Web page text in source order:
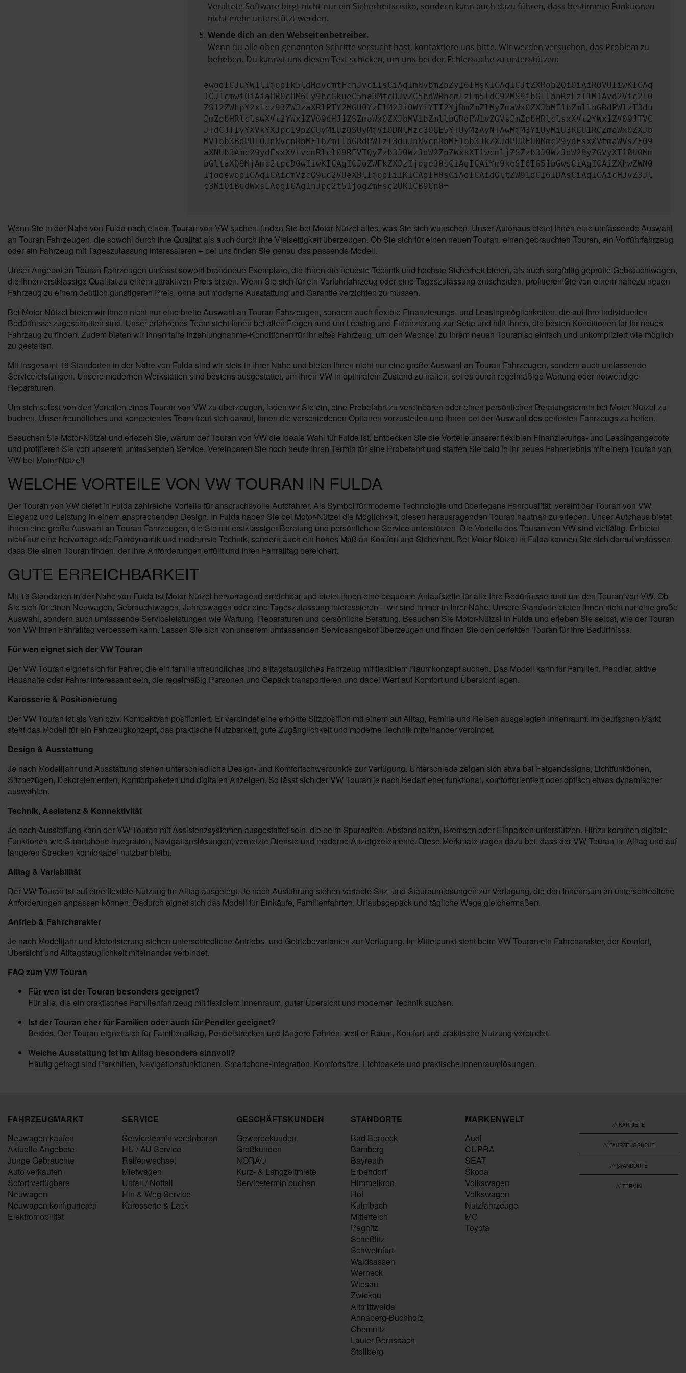
Veraltete Software birgt nicht nur ein Sicherheitsrisiko, sondern kann auch dazu führen, dass bestimmte Funktionen
nicht mehr unterstützt werden.
Wende dich an den Webseitenbetreiber.
Wenn du alle oben genannten Schritte versucht hast, kontaktiere uns bitte. Wir werden versuchen, das Problem zu
beheben. Du kannst uns diesen Text schicken, um uns bei der Fehlersuche zu unterstützen:
ewogICJuYW1lIjogIk5ldHdvcmtFcnJvciIsCiAgImNvbmZpZyI6IHsKICAgICJtZXRob2QiOiAiR0VUIiwKICAg
ICJ1cmwiOiAiaHR0cHM6Ly9hcGkueC5ha3MtcHJvZC5hdWRhcmlzLm5ldC92MS9jbGllbnRzLzI1MTAvd2Vic2l0
ZS12ZWhpY2xlcz93ZWJzaXRlPTY2MGU0YzFlM2JiOWY1YTI2YjBmZmZlMyZmaWx0ZXJbMF1bZmllbGRdPWlzT3du
JmZpbHRlclswXVt2YWx1ZV09dHJ1ZSZmaWx0ZXJbMV1bZmllbGRdPW1vZGVsJmZpbHRlclsxXVt2YWx1ZV09JTVC
JTdCJTIyYXVkYXJpc19pZCUyMiUzQSUyMjViODNlMzc3OGE5YTUyMzAyNTAwMjM3YiUyMiU3RCU1RCZmaWx0ZXJb
MV1bb3BdPUlOJnNvcnRbMF1bZmllbGRdPWlzT3duJnNvcnRbMF1bb3JkZXJdPURFU0Mmc29ydFsxXVtmaWVsZF09
aXNUb3Amc29ydFsxXVtvcmRlcl09REVTQyZzb3J0WzJdW2ZpZWxkXT1wcmljZSZzb3J0WzJdW29yZGVyXT1BU0Mm
bGltaXQ9MjAmc2tpcD0wIiwKICAgICJoZWFkZXJzIjoge30sCiAgICAiYm9keSI6IG51bGwsCiAgICAiZXhwZWN0
IjogewogICAgICAicmVzcG9uc2VUeXBlIjogIiIKICAgIH0sCiAgICAidGltZW91dCI6IDAsCiAgICAicHJvZ3Jl
c3MiOiBudWxsLAogICAgInJpc2t5IjogZmFsc2UKICB9Cn0=
Wenn Sie in der Nähe von Fulda nach einem Touran von VW suchen, finden Sie bei Motor-Nützel alles, was Sie sich wünschen. Unser Autohaus bietet Ihnen eine umfassende Auswahl
an Touran Fahrzeugen, die sowohl durch ihre Qualität als auch durch ihre Vielseitigkeit überzeugen. Ob Sie sich für einen neuen Touran, einen gebrauchten Touran, ein Vorführfahrzeug
oder ein Fahrzeug mit Tageszulassung interessieren – bei uns finden Sie genau das passende Modell.
Unser Angebot an Touran Fahrzeugen umfasst sowohl brandneue Exemplare, die Ihnen die neueste Technik und höchste Sicherheit bieten, als auch sorgfältig geprüfte Gebrauchtwagen,
die Ihnen erstklassige Qualität zu einem attraktiven Preis bieten. Wenn Sie sich für ein Vorführfahrzeug oder eine Tageszulassung entscheiden, profitieren Sie von einem nahezu neuen
Fahrzeug zu einem deutlich günstigeren Preis, ohne auf moderne Ausstattung und Garantie verzichten zu müssen.
Bei Motor-Nützel bieten wir Ihnen nicht nur eine breite Auswahl an Touran Fahrzeugen, sondern auch flexible Finanzierungs- und Leasingmöglichkeiten, die auf Ihre individuellen
Bedürfnisse zugeschnitten sind. Unser erfahrenes Team steht Ihnen bei allen Fragen rund um Leasing und Finanzierung zur Seite und hilft Ihnen, die besten Konditionen für Ihr neues
Fahrzeug zu finden. Zudem bieten wir Ihnen faire Inzahlungnahme-Konditionen für Ihr altes Fahrzeug, um den Wechsel zu Ihrem neuen Touran so einfach und unkompliziert wie möglich
zu gestalten.
Mit insgesamt 19 Standorten in der Nähe von Fulda sind wir stets in Ihrer Nähe und bieten Ihnen nicht nur eine große Auswahl an Touran Fahrzeugen, sondern auch umfassende
Serviceleistungen. Unsere modernen Werkstätten sind bestens ausgestattet, um Ihren VW in optimalem Zustand zu halten, sei es durch regelmäßige Wartung oder notwendige
Reparaturen.
Um sich selbst von den Vorteilen eines Touran von VW zu überzeugen, laden wir Sie ein, eine Probefahrt zu vereinbaren oder einen persönlichen Beratungstermin bei Motor-Nützel zu
buchen. Unser freundliches und kompetentes Team freut sich darauf, Ihnen die verschiedenen Optionen vorzustellen und Ihnen bei der Auswahl des perfekten Fahrzeugs zu helfen.
Besuchen Sie Motor-Nützel und erleben Sie, warum der Touran von VW die ideale Wahl für Fulda ist. Entdecken Sie die Vorteile unserer flexiblen Finanzierungs- und Leasingangebote
und profitieren Sie von unserem umfassenden Service. Vereinbaren Sie noch heute Ihren Termin für eine Probefahrt und starten Sie bald in Ihr neues Fahrerlebnis mit einem Touran von
VW bei Motor-Nützel!
WELCHE VORTEILE VON VW TOURAN IN FULDA
Der Touran von VW bietet in Fulda zahlreiche Vorteile für anspruchsvolle Autofahrer. Als Symbol für moderne Technologie und überlegene Fahrqualität, vereint der Touran von VW
Eleganz und Leistung in einem ansprechenden Design. In Fulda haben Sie bei Motor-Nützel die Möglichkeit, diesen herausragenden Touran hautnah zu erleben. Unser Autohaus bietet
Ihnen eine große Auswahl an Touran Fahrzeugen, die Sie mit erstklassiger Beratung und persönlichem Service unterstützen. Die Vorteile des Touran von VW sind vielfältig. Er bietet
nicht nur eine hervorragende Fahrdynamik und modernste Technik, sondern auch ein hohes Maß an Komfort und Sicherheit. Bei Motor-Nützel in Fulda können Sie sich darauf verlassen,
dass Sie einen Touran finden, der Ihre Anforderungen erfüllt und Ihren Fahralltag bereichert.
GUTE ERREICHBARKEIT
Mit 19 Standorten in der Nähe von Fulda ist Motor-Nützel hervorragend erreichbar und bietet Ihnen eine bequeme Anlaufstelle für alle Ihre Bedürfnisse rund um den Touran von VW. Ob
Sie sich für einen Neuwagen, Gebrauchtwagen, Jahreswagen oder eine Tageszulassung interessieren – wir sind immer in Ihrer Nähe. Unsere Standorte bieten Ihnen nicht nur eine große
Auswahl, sondern auch umfassende Serviceleistungen wie Wartung, Reparaturen und persönliche Beratung. Besuchen Sie Motor-Nützel in Fulda und erleben Sie selbst, wie der Touran
von VW Ihren Fahralltag verbessern kann. Lassen Sie sich von unserem umfassenden Serviceangebot überzeugen und finden Sie den perfekten Touran für Ihre Bedürfnisse.
Für wen eignet sich der VW Touran
Der VW Touran eignet sich für Fahrer, die ein familienfreundliches und alltagstaugliches Fahrzeug mit flexiblem Raumkonzept suchen. Das Modell kann für Familien, Pendler, aktive
Haushalte oder Fahrer interessant sein, die regelmäßig Personen und Gepäck transportieren und dabei Wert auf Komfort und Übersicht legen.
Karosserie & Positionierung
Der VW Touran ist als Van bzw. Kompaktvan positioniert. Er verbindet eine erhöhte Sitzposition mit einem auf Alltag, Familie und Reisen ausgelegten Innenraum. Im deutschen Markt
steht das Modell für ein Fahrzeugkonzept, das praktische Nutzbarkeit, gute Zugänglichkeit und moderne Technik miteinander verbindet.
Design & Ausstattung
Je nach Modelljahr und Ausstattung stehen unterschiedliche Design- und Komfortschwerpunkte zur Verfügung. Unterschiede zeigen sich etwa bei Felgendesigns, Lichtfunktionen,
Sitzbezügen, Dekorelementen, Komfortpaketen und digitalen Anzeigen. So lässt sich der VW Touran je nach Bedarf eher funktional, komfortorientiert oder optisch etwas dynamischer
auswählen.
Technik, Assistenz & Konnektivität
Je nach Ausstattung kann der VW Touran mit Assistenzsystemen ausgestattet sein, die beim Spurhalten, Abstandhalten, Bremsen oder Einparken unterstützen. Hinzu kommen digitale
Funktionen wie Smartphone-Integration, Navigationslösungen, vernetzte Dienste und moderne Anzeigeelemente. Diese Merkmale tragen dazu bei, dass der VW Touran im Alltag und auf
längeren Strecken komfortabel nutzbar bleibt.
Alltag & Variabilität
Der VW Touran ist auf eine flexible Nutzung im Alltag ausgelegt. Je nach Ausführung stehen variable Sitz- und Stauraumlösungen zur Verfügung, die den Innenraum an unterschiedliche
Anforderungen anpassen können. Dadurch eignet sich das Modell für Einkäufe, Familienfahrten, Urlaubsgepäck und tägliche Wege gleichermaßen.
Antrieb & Fahrcharakter
Je nach Modelljahr und Motorisierung stehen unterschiedliche Antriebs- und Getriebevarianten zur Verfügung. Im Mittelpunkt steht beim VW Touran ein Fahrcharakter, der Komfort,
Übersicht und Alltagstauglichkeit miteinander verbindet.
FAQ zum VW Touran
Für wen ist der Touran besonders geeignet?
Für alle, die ein praktisches Familienfahrzeug mit flexiblem Innenraum, guter Übersicht und moderner Technik suchen.
Ist der Touran eher für Familien oder auch für Pendler geeignet?
Beides. Der Touran eignet sich für Familienalltag, Pendelstrecken und längere Fahrten, weil er Raum, Komfort und praktische Nutzung verbindet.
Welche Ausstattung ist im Alltag besonders sinnvoll?
Häufig gefragt sind Parkhilfen, Navigationsfunktionen, Smartphone-Integration, Komfortsitze, Lichtpakete und praktische Innenraumlösungen.
FAHRZEUGMARKT
Neuwagen kaufen
Aktuelle Angebote
Junge Gebrauchte
Auto verkaufen
Sofort verfügbare
Neuwagen
Neuwagen konfigurieren
Elektromobilität
SERVICE
Servicetermin vereinbaren
HU / AU Service
Reifenwechsel
Mietwagen
Unfall / Notfall
Hin & Weg Service
Karosserie & Lack
GESCHÄFTSKUNDEN
Gewerbekunden
Großkunden
NORA®
Kurz- & Langzeitmiete
Servicetermin buchen
STANDORTE
Bad Berneck
Bamberg
Bayreuth
Erbendorf
Himmelkron
Hof
Kulmbach
Mitterteich
Pegnitz
Scheßlitz
Schweinfurt
Waldsassen
Werneck
Wiesau
Zwickau
Altmittweida
Annaberg-Buchholz
Chemnitz
Lauter-Bernsbach
Stollberg
MARKENWELT
Audi
CUPRA
SEAT
Škoda
Volkswagen
Volkswagen
Nutzfahrzeuge
MG
Toyota
/// KARRIERE
/// FAHRZEUGSUCHE
/// STANDORTE
/// TERMIN